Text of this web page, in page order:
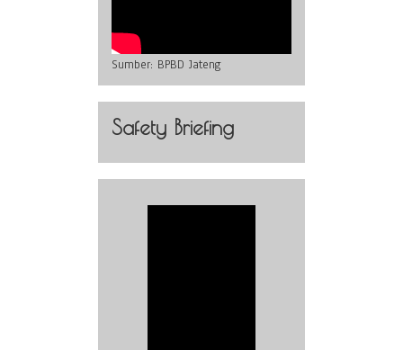
Sumber: BPBD Jateng
Safety Briefing